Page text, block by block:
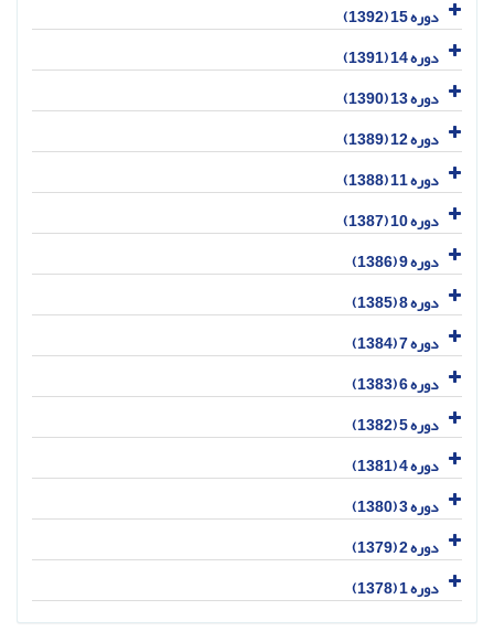
دوره 15 (1392)
دوره 14 (1391)
دوره 13 (1390)
دوره 12 (1389)
دوره 11 (1388)
دوره 10 (1387)
دوره 9 (1386)
دوره 8 (1385)
دوره 7 (1384)
دوره 6 (1383)
دوره 5 (1382)
دوره 4 (1381)
دوره 3 (1380)
دوره 2 (1379)
دوره 1 (1378)